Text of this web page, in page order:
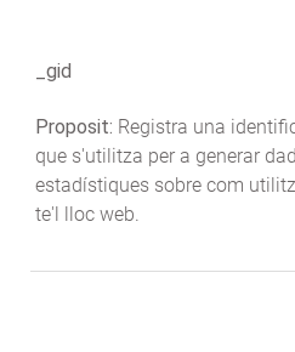
_gid
Proposit: Registra una
que s'utilitza per a generar
estadístiques sobre com
te'l lloc web.